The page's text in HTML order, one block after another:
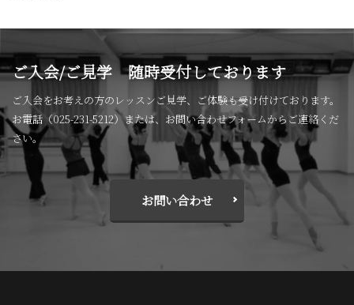
ご入会/ご見学 随時受付しております
ご入会をお考えの方のレッスンご見学、ご体験も受け付けております。
お電話（025-231-5212）または、お問い合わせフォームからご連絡くだ
さい。
お問い合わせ